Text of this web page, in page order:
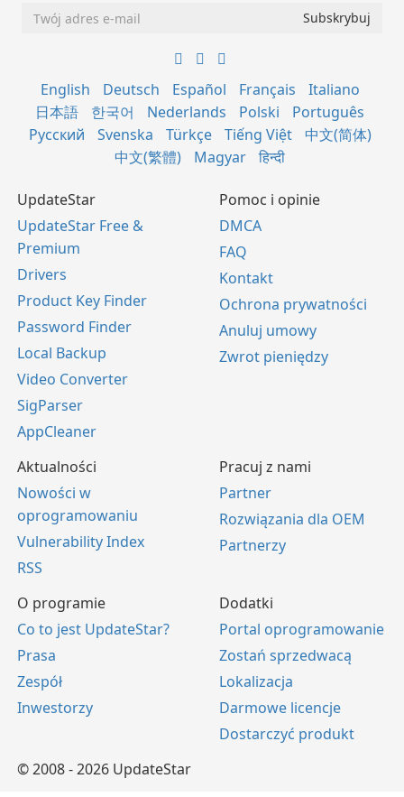
English Deutsch Español Français
Italiano
日本語
한국어 Nederlands Polski
Português
Русский
Svenska Türkçe Tiếng Việt
中文(简体)
中文(繁體)
Magyar हिन्दी
UpdateStar
UpdateStar Free &
Premium
Drivers
Product Key Finder
Password Finder
Local Backup
Video Converter
SigParser
AppCleaner
Pomoc i opinie
DMCA
FAQ
Kontakt
Ochrona prywatności
Anuluj umowy
Zwrot pieniędzy
Aktualności
Nowości w
oprogramowaniu
Vulnerability Index
RSS
Pracuj z nami
Partner
Rozwiązania dla OEM
Partnerzy
O programie
Co to jest UpdateStar?
Prasa
Zespół
Inwestorzy
Dodatki
Portal oprogramowanie
Zostań sprzedwacą
Lokalizacja
Darmowe licencje
Dostarczyć produkt
© 2008 - 2026 UpdateStar